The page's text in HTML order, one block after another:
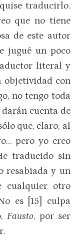
traducirlo.
que no tiene
de este autor
jugué un poco
literal y
objetividad con
no tengo toda
darán cuenta de
que, claro, al
pero yo creo
traducido sin
resabiada y un
cualquier otro
es [15] culpa
Fausto, por ser